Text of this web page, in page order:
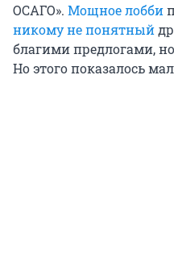
ОСАГО». Мощное лобби
никому не понятный
благими предлогами,
Но этого показалось